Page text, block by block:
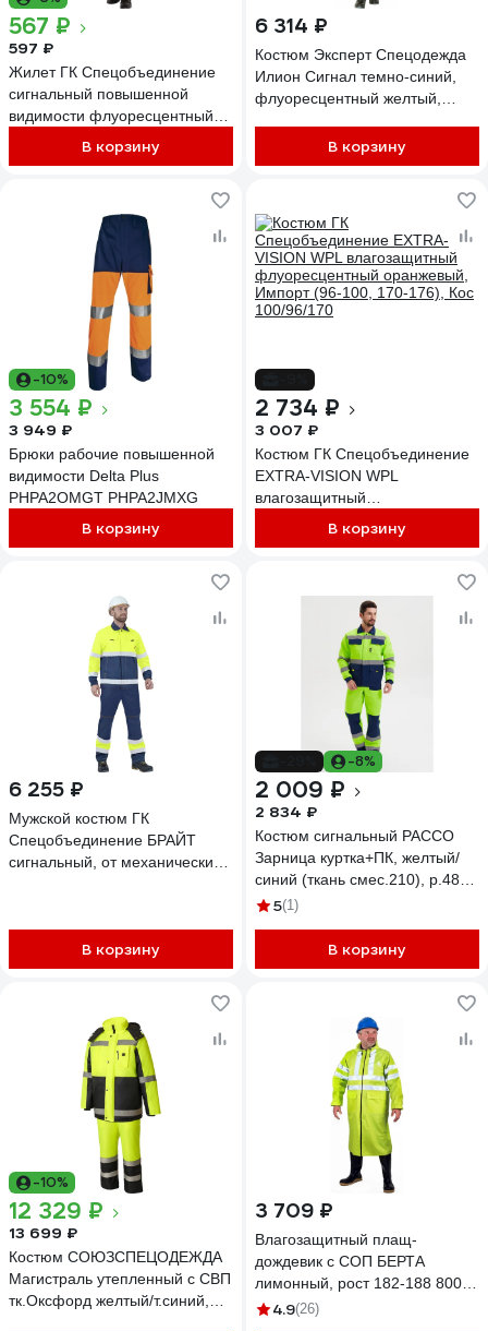
567 ₽
597 ₽
Жилет ГК Спецобъединение
сигнальный повышенной
видимости флуоресцентный
176), Жил 520/96/170
В корзину
6 314 ₽
Костюм Эксперт Спецодежда
Илион Сигнал темно-синий,
флуоресцентный желтый,
6446000053389В корзину
-10%
3 554 ₽
3 949 ₽
Брюки рабочие повышенной
видимости Delta Plus
PHPA2OMGT PHPA2JMXG
В корзину
2 734 ₽
3 007 ₽
Костюм ГК Спецобъединение
EXTRA-VISION WPL
влагозащитный
Импорт (96-100, 170-176), Кос
В корзину
6 255 ₽
Мужской костюм ГК
Спецобъединение БРАЙТ
сигнальный, от механических
Кос 773/96/182
В корзину
-8%
2 009 ₽
2 834 ₽
Костюм сигнальный РАССО
Зарница куртка+ПК, желтый/
синий (ткань смес.210), р.48-
50/182-188 77509 (48/182)
5(1)
В корзину
-10%
12 329 ₽
13 699 ₽
Костюм СОЮЗСПЕЦОДЕЖДА
Магистраль утепленный с СВП
тк.Оксфорд желтый/т.синий,
3 709 ₽
Влагозащитный плащ-
дождевик с СОП БЕРТА
лимонный, рост 182-188 800-
48-50
4.9(26)